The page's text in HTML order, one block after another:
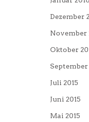
Dezember
November
Oktober
September
Juli 2015
Juni 2015
Mai 2015